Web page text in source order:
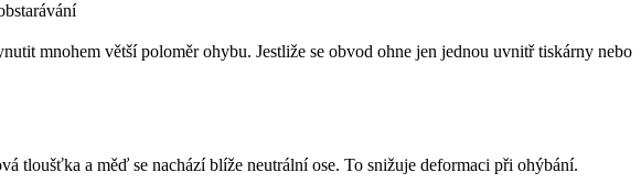
mnohem větší poloměr ohybu. Jestliže se obvod ohne jen jednou uvnitř tiskárny nebo
tloušťka a měď se nachází blíže neutrální ose. To snižuje deformaci při ohýbání.